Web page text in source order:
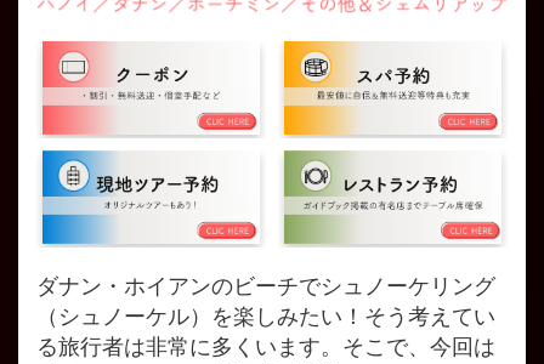
ダナン・ホイアンのビーチでシュノーケリング
（シュノーケル）を楽しみたい！そう考えてい
る旅行者は非常に多くいます。そこで、今回は